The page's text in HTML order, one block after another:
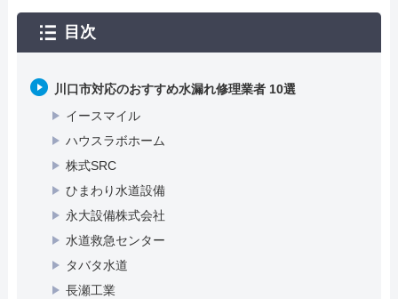
目次
川口市対応のおすすめ水漏れ修理業者 10選
イースマイル
ハウスラボホーム
株式SRC
ひまわり水道設備
永大設備株式会社
水道救急センター
タバタ水道
長瀬工業